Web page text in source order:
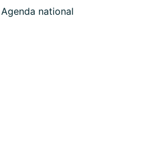
Agenda national